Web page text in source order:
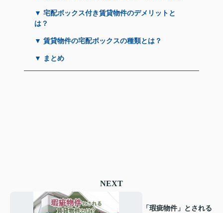
▼ 宅配ボックス付き賃貸物件のデメリットと
は？
▼ 賃貸物件の宅配ボックスの種類とは？
▼ まとめ
NEXT
「瑕疵物件」とされる